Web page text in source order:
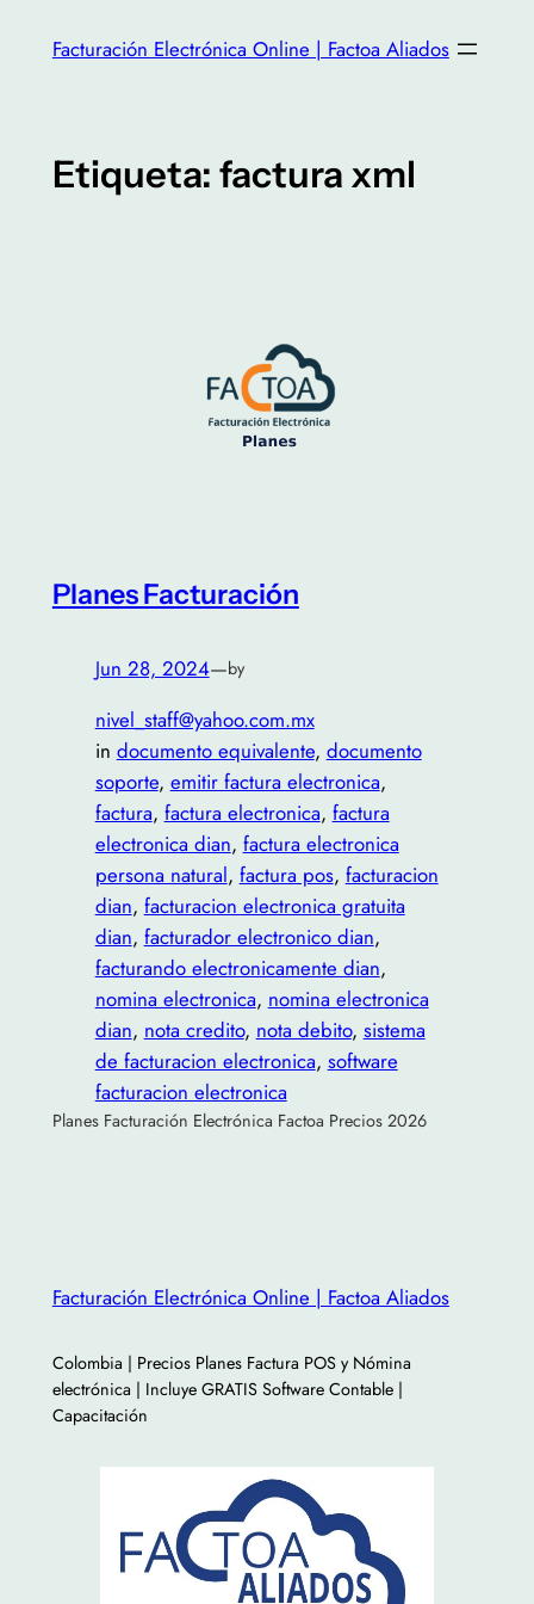
Facturación Electrónica Online | Factoa Aliados
Etiqueta: factura xml
Planes Facturación
Jun 28, 2024—by
nivel_staff@yahoo.com.mx
in documento equivalente, documento
soporte, emitir factura electronica
factura, factura electronica, factura
electronica dian, factura electronica
persona natural, factura pos, facturacion
dian, facturacion electronica gratuita
dian, facturador electronico dian
facturando electronicamente dian
nomina electronica, nomina electronica
dian, nota credito, nota debito, sistema
de facturacion electronica, software
facturacion electronica
Planes Facturación Electrónica Factoa Precios 2026
Facturación Electrónica Online | Factoa Aliados
Colombia | Precios Planes Factura POS y Nómina
electrónica | Incluye GRATIS Software Contable |
Capacitación